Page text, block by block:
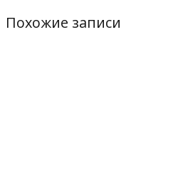
Похожие записи